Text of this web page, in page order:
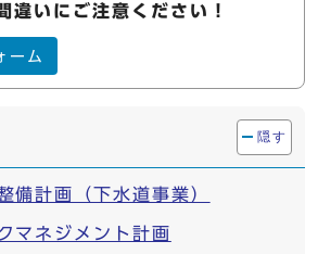
違いにご注意ください！
ーム
隠す
備計画（下水道事業）
マネジメント計画